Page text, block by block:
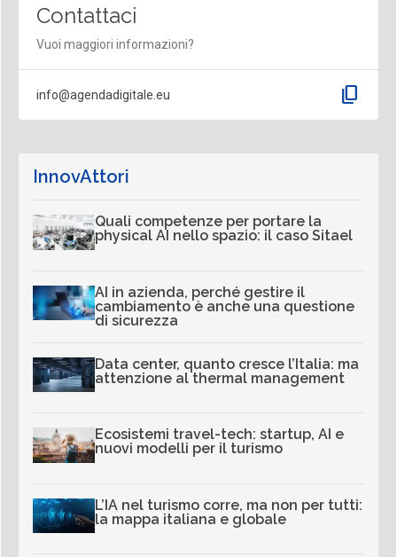
Contattaci
Vuoi maggiori informazioni?
info@agendadigitale.eu content_copy
InnovAttori
Quali competenze per portare la
physical AI nello spazio: il caso Sitael
AI in azienda, perché gestire il
cambiamento è anche una questione
di sicurezza
Data center, quanto cresce l’Italia: ma
attenzione al thermal management
Ecosistemi travel-tech: startup, AI e
nuovi modelli per il turismo
L’IA nel turismo corre, ma non per tutti:
la mappa italiana e globale